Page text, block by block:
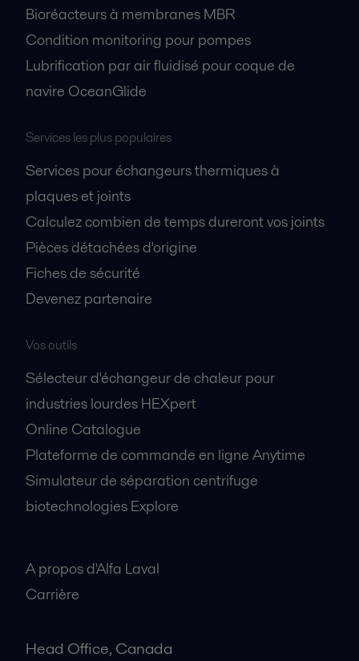
Bioréacteurs à membranes MBR
Condition monitoring pour pompes
Lubrification par air fluidisé pour coque de
navire OceanGlide
Services les plus populaires
Services pour échangeurs thermiques à
plaques et joints
Calculez combien de temps dureront vos joints
Pièces détachées d'origine
Fiches de sécurité
Devenez partenaire
Vos outils
Sélecteur d'échangeur de chaleur pour
industries lourdes HEXpert
Online Catalogue
Plateforme de commande en ligne Anytime
Simulateur de séparation centrifuge
biotechnologies Explore
A propos d'Alfa Laval
Carrière
Head Office, Canada